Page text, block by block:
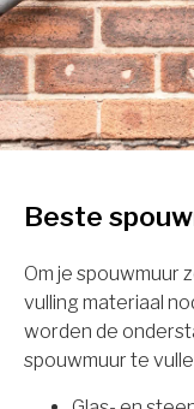
Beste
Om je spouwmuur
vulling materiaal
worden de
spouwmuur te